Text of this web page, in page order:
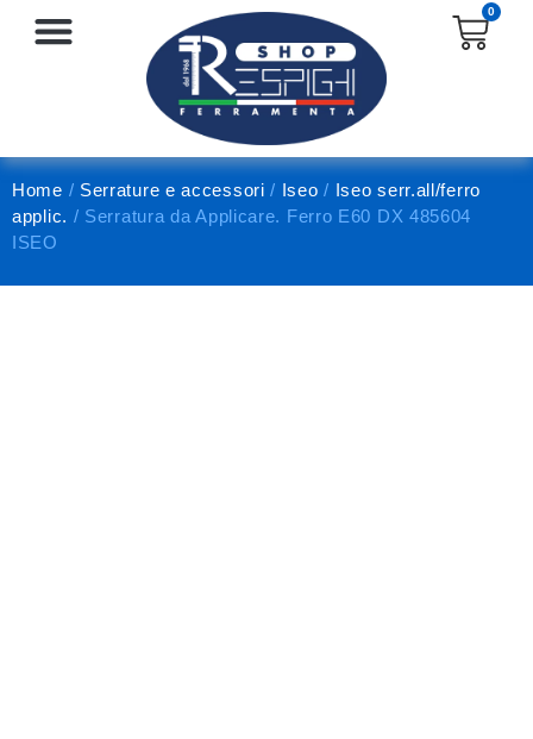
0
Home / Serrature e accessori / Iseo / Iseo serr.all/ferro
applic. / Serratura da Applicare. Ferro E60 DX 485604
ISEO